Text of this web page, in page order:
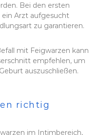
Bei den ersten
Arzt aufgesucht
zu garantieren.
mit Feigwarzen kann
empfehlen, um
auszuschließen.
richtig
im Intimbereich,